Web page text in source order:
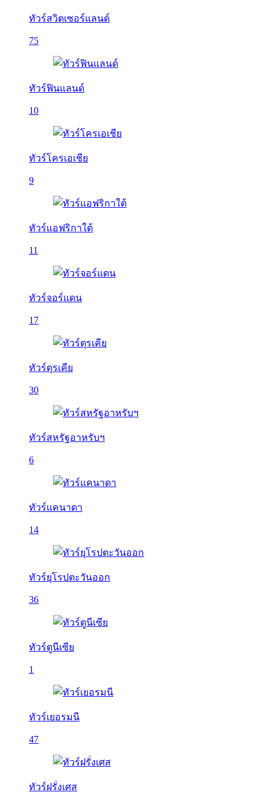
ทัวร์สวิตเซอร์แลนด์
75
ทัวร์ฟินแลนด์
10
ทัวร์โครเอเชีย
9
ทัวร์แอฟริกาใต้
11
ทัวร์จอร์แดน
17
ทัวร์ตุรเคีย
30
ทัวร์สหรัฐอาหรับฯ
6
ทัวร์แคนาดา
14
ทัวร์ยุโรปตะวันออก
36
ทัวร์ตูนีเซีย
1
ทัวร์เยอรมนี
47
ทัวร์ฝรั่งเศส